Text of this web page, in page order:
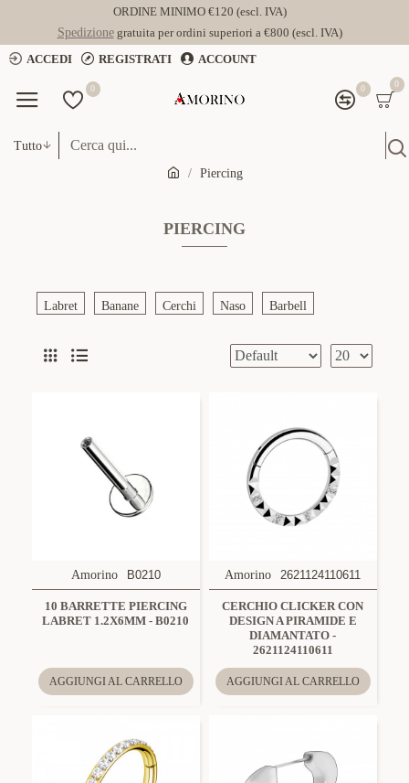
ORDINE MINIMO €120 (escl. IVA)
Spedizionegratuita per ordini superiori a €800 (escl. IVA)
ACCEDI
REGISTRATI ACCOUNT
0 0 0
Tutto
Piercing
PIERCING
Labret Banane Cerchi Naso Barbell
Amorino B0210
10 BARRETTE PIERCING
LABRET 1.2X6MM - B0210
AGGIUNGI AL CARRELLO
Amorino 2621124110611
CERCHIO CLICKER CON
DESIGN A PIRAMIDE E
DIAMANTATO -
2621124110611
AGGIUNGI AL CARRELLO